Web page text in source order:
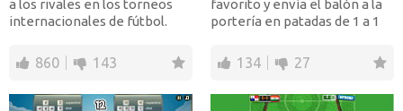
a los rivales en los torneos
internacionales de fútbol.
860 143
favorito y envía el balón a la
portería en patadas de 1 a 1
134 27